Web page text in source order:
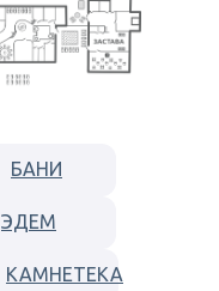
БАНИ
ЭДЕМ
КАМНЕТЕКА